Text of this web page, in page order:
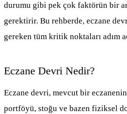
durumu gibi pek çok faktörün bir
gerektirir. Bu rehberde, eczane
gereken tüm kritik noktaları adım
Eczane Devri Nedir?
Eczane devri, mevcut bir
portföyü, stoğu ve bazen fiziksel